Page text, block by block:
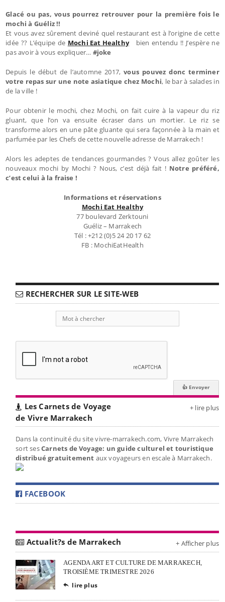
Glacé ou pas, vous pourrez retrouver pour la première fois le
mochi à Guéliz !!
Et vous avez sûrement deviné quel restaurant est à l’origine de cette
idée ?? L’équipe de Mochi Eat Healthybien entendu !! J’espère ne
pas avoir à vous expliquer… #joke
Depuis le début de l’automne 2017,vous pouvez donc terminer
votre repas sur une note asiatique chez Mochi, le bar à salades in
de la ville !
Pour obtenir le mochi, chez Mochi, on fait cuire à la vapeur du riz
gluant, que l’on va ensuite écraser dans un mortier. Le riz se
transforme alors en une pâte gluante qui sera façonnée à la main et
parfumée par les Chefs de cette nouvelle adresse de Marrakech !
Alors les adeptes de tendances gourmandes ? Vous allez goûter les
nouveaux mochi by Mochi ? Nous, c’est déjà fait ! Notre préféré,
c’est celui à la fraise !
Informations et réservations
Mochi Eat Healthy
77 boulevard Zerktouni
Guéliz – Marrakech
Tél : +212 (0)5 24 20 17 62
FB : MochiEatHealth
RECHERCHER SUR LE SITE-WEB
Les Carnets de Voyage
de Vivre Marrakech
+ lire plus
Dans la continuité du site vivre-marrakech.com, Vivre Marrakech
sort sesCarnets de Voyage: un guide culturel et touristique
distribué gratuitement aux voyageurs en escale à Marrakech.
FACEBOOK
Actualit?s de Marrakech + Afficher plus
AGENDA ART ET CULTURE DE MARRAKECH,
TROISIÈME TRIMESTRE 2026
 lire plus